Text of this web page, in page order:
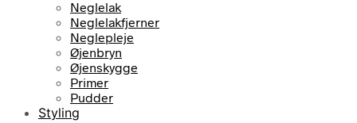
Neglelak
Neglelakfjerner
Neglepleje
Øjenbryn
Øjenskygge
Primer
Pudder
Styling